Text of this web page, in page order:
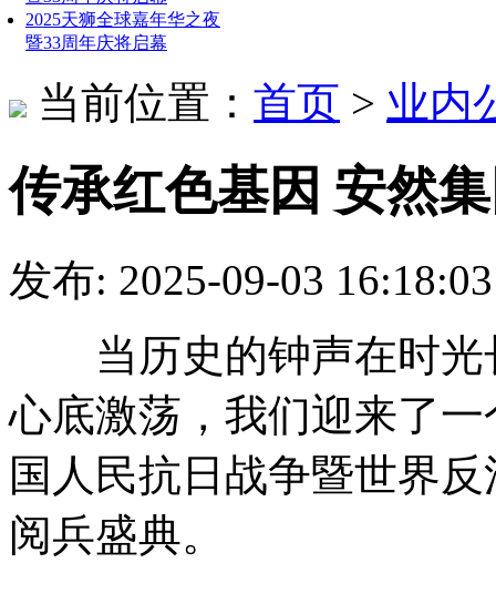
2025天狮全球嘉年华之夜
暨33周年庆将启幕
当前位置： 首页 > 业内
传承红色基因 安然
发布: 2025-09-03
当历史的钟声在时光
心底激荡，我们迎来了
国人民抗日战争暨世界
阅兵盛典。